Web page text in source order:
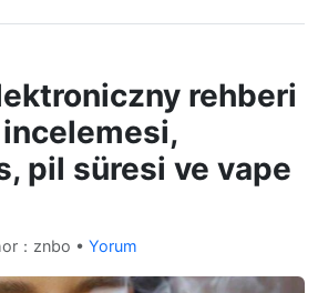
rehberi
pil süresi ve vape
：znbo • Yorum